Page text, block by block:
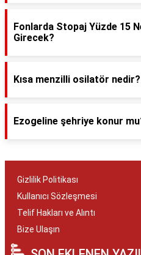
Fonlarda Stopaj Yüzde 15
Girecek?
Kısa menzilli osilatör nedir?
Ezogeline şehriye konur
Gizlilik Politikası
Kullanıcı Sözleşmesi
Telif Hakları ve Alıntı
Bize Ulaşın